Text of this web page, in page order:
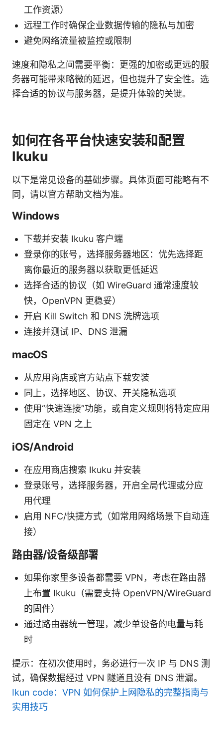
工作资源）
远程工作时确保企业数据传输的隐私与加密
避免网络流量被监控或限制
速度和隐私之间需要平衡：更强的加密或更远的服
务器可能带来略微的延迟，但也提升了安全性。选
择合适的协议与服务器，是提升体验的关键。
如何在各平台快速安装和配置
Ikuku
以下是常见设备的基础步骤。具体页面可能略有不
同，请以官方帮助文档为准。
Windows
下载并安装 Ikuku 客户端
登录你的账号，选择服务器地区：优先选择距
离你最近的服务器以获取更低延迟
选择合适的协议（如 WireGuard 通常速度较
快，OpenVPN 更稳妥）
开启 Kill Switch 和 DNS 洗牌选项
连接并测试 IP、DNS 泄漏
macOS
从应用商店或官方站点下载安装
同上，选择地区、协议、开关隐私选项
使用“快速连接”功能，或自定义规则将特定应用
固定在 VPN 之上
iOS/Android
在应用商店搜索 Ikuku 并安装
登录账号，选择服务器，开启全局代理或分应
用代理
启用 NFC/快捷方式（如常用网络场景下自动连
接）
路由器/设备级部署
如果你家里多设备都需要 VPN，考虑在路由器
上布置 Ikuku（需要支持 OpenVPN/WireGuard
的固件）
通过路由器统一管理，减少单设备的电量与耗
时
提示：在初次使用时，务必进行一次 IP 与 DNS 测
试，确保数据经过 VPN 隧道且没有 DNS 泄漏。
Ikun code：VPN 如何保护上网隐私的完整指南与
实用技巧